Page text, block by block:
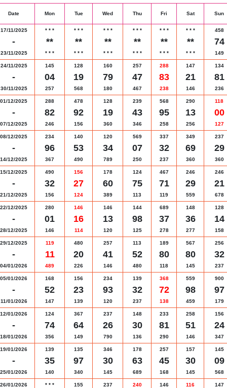
Date Mon Tue Wed Thu Fri Sat Sun
17/11/2025
-
23/11/2025
* * *
**
* * *
* * *
**
* * *
* * *
**
* * *
* * *
**
* * *
* * *
**
* * *
* * *
**
* * *
458
74
149
24/11/2025
-
30/11/2025
145
04
257
128
19
568
160
79
180
257
47
467
288
83
238
147
21
146
134
81
236
01/12/2025
-
07/12/2025
288
82
246
478
92
156
128
19
360
239
43
346
568
95
258
290
13
256
118
00
127
08/12/2025
-
14/12/2025
234
96
367
140
53
490
120
34
789
569
07
250
337
32
237
349
69
360
237
29
360
15/12/2025
-
21/12/2025
490
32
156
156
27
124
178
60
389
124
75
113
467
71
119
246
29
559
246
21
678
22/12/2025
-
28/12/2025
280
01
146
146
16
114
146
13
120
144
98
125
689
37
278
148
36
277
128
14
158
29/12/2025
-
04/01/2026
119
11
489
480
20
226
257
41
146
113
52
480
189
80
118
567
80
145
256
32
237
05/01/2026
-
11/01/2026
168
52
147
156
23
139
234
93
120
139
32
237
368
72
138
559
98
459
900
97
179
12/01/2026
-
18/01/2026
124
74
356
367
64
149
237
26
790
148
30
136
233
81
290
258
51
146
156
24
347
19/01/2026
-
25/01/2026
139
35
140
135
97
340
346
30
145
178
63
689
257
45
168
157
30
145
145
09
568
26/01/2026 * * * 155 237 240 146 116 147